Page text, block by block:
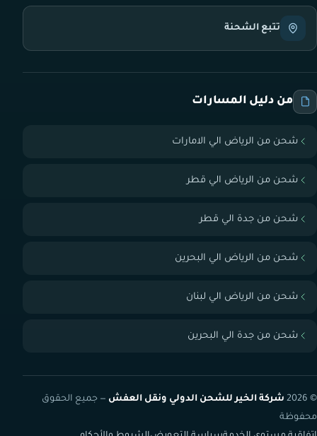
تتبع الشحنة
من دليل المسارات
شحن من الرياض الي الامارات
شحن من الرياض الي قطر
شحن من جدة الي قطر
شحن من الرياض الي البحرين
شحن من الرياض الي لبنان
شحن من جدة الي البحرين
© 2026 شركة الخير للشحن الدولي ونقل العفش — جميع الحقوق
محفوظة